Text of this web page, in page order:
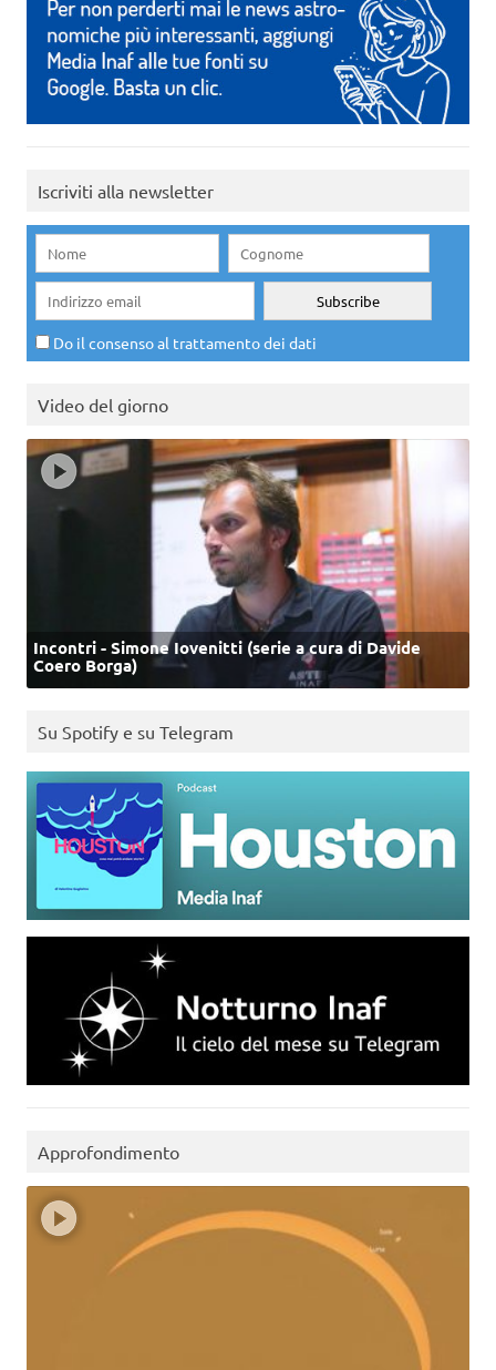
Iscriviti alla newsletter
Do il consenso al trattamento dei dati
Video del giorno
Incontri - Simone Iovenitti (serie a cura di Davide
Coero Borga)
Su Spotify e su Telegram
Approfondimento